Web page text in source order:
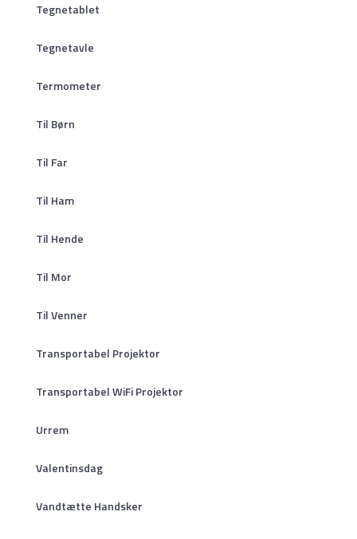
Tegnetablet
Tegnetavle
Termometer
Til Børn
Til Far
Til Ham
Til Hende
Til Mor
Til Venner
Transportabel Projektor
Transportabel WiFi Projektor
Urrem
Valentinsdag
Vandtætte Handsker